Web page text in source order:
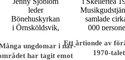
ungdomar i när­
har tagit emot
Ett årtionde av
1970-talet